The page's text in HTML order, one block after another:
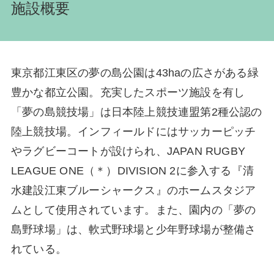
施設概要
東京都江東区の夢の島公園は43haの広さがある緑
豊かな都立公園。充実したスポーツ施設を有し
「夢の島競技場」は日本陸上競技連盟第2種公認の
陸上競技場。インフィールドにはサッカーピッチ
やラグビーコートが設けられ、JAPAN RUGBY
LEAGUE ONE（＊）DIVISION 2に参入する『清
水建設江東ブルーシャークス』のホームスタジア
ムとして使用されています。また、園内の「夢の
島野球場」は、軟式野球場と少年野球場が整備さ
れている。